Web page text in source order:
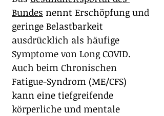
Bundes nennt Erschöpfung und
geringe Belastbarkeit
ausdrücklich als häufige
Symptome von Long COVID.
Auch beim Chronischen
Fatigue-Syndrom (ME/CFS)
kann eine tiefgreifende
körperliche und mentale